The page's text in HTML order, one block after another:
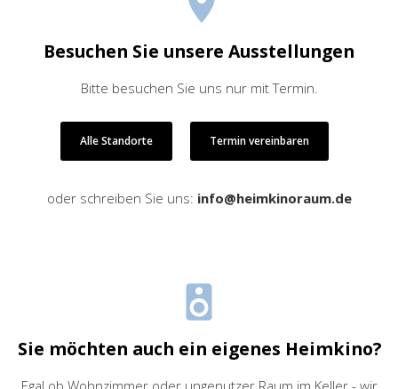
Besuchen Sie unsere Ausstellungen
Bitte besuchen Sie uns nur mit Termin.
Alle Standorte Termin vereinbaren
oder schreiben Sie uns: info@heimkinoraum.de
Sie möchten auch ein eigenes Heimkino?